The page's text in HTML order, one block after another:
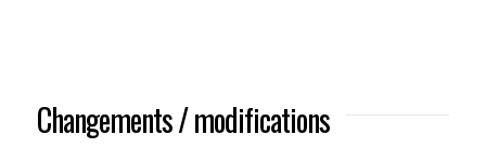
Changements / modifications